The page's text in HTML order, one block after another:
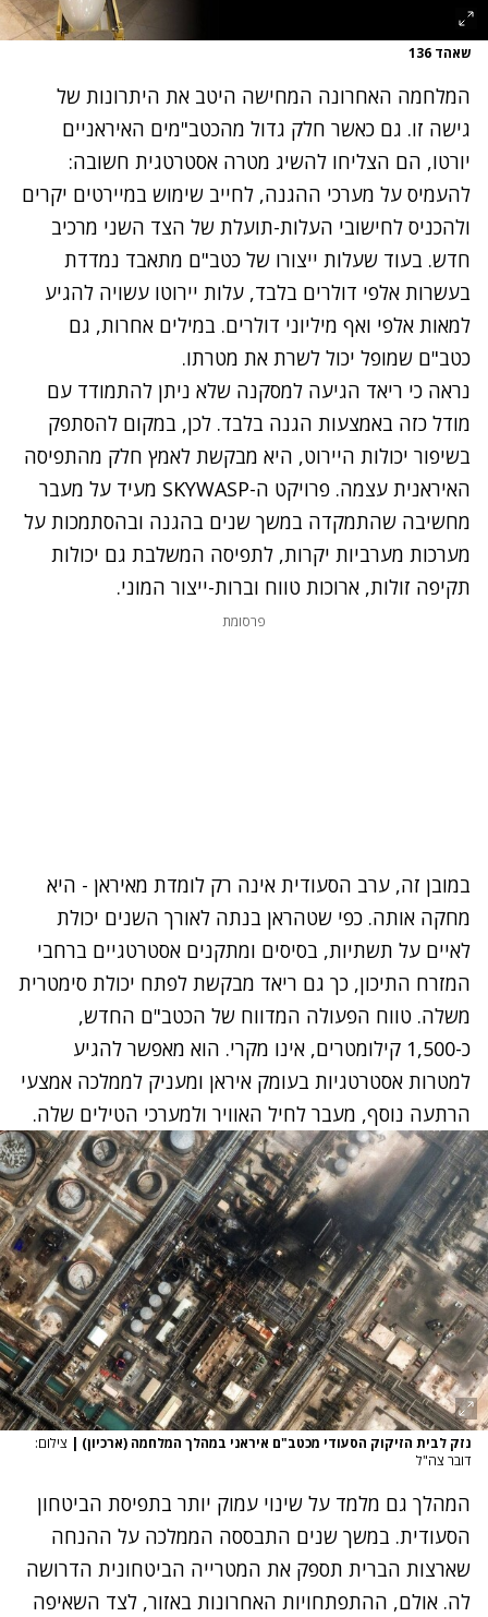
שאהד 136
המלחמה האחרונה המחישה היטב את היתרונות של
גישה זו. גם כאשר חלק גדול מהכטב"מים האיראניים
יורטו, הם הצליחו להשיג מטרה אסטרטגית חשובה:
להעמיס על מערכי ההגנה, לחייב שימוש במיירטים יקרים
ולהכניס לחישובי העלות-תועלת של הצד השני מרכיב
חדש. בעוד שעלות ייצורו של כטב"ם מתאבד נמדדת
בעשרות אלפי דולרים בלבד, עלות יירוטו עשויה להגיע
למאות אלפי ואף מיליוני דולרים. במילים אחרות, גם
כטב"ם שמופל יכול לשרת את מטרתו.
נראה כי ריאד הגיעה למסקנה שלא ניתן להתמודד עם
מודל כזה באמצעות הגנה בלבד. לכן, במקום להסתפק
בשיפור יכולות היירוט, היא מבקשת לאמץ חלק מהתפיסה
האיראנית עצמה. פרויקט ה-SKYWASP מעיד על מעבר
מחשיבה שהתמקדה במשך שנים בהגנה ובהסתמכות על
מערכות מערביות יקרות, לתפיסה המשלבת גם יכולות
תקיפה זולות, ארוכות טווח וברות-ייצור המוני.
פרסומת
במובן זה, ערב הסעודית אינה רק לומדת מאיראן - היא
מחקה אותה. כפי שטהראן בנתה לאורך השנים יכולת
לאיים על תשתיות, בסיסים ומתקנים אסטרטגיים ברחבי
המזרח התיכון, כך גם ריאד מבקשת לפתח יכולת סימטרית
משלה. טווח הפעולה המדווח של הכטב"ם החדש,
כ-1,500 קילומטרים, אינו מקרי. הוא מאפשר להגיע
למטרות אסטרטגיות בעומק איראן ומעניק לממלכה אמצעי
הרתעה נוסף, מעבר לחיל האוויר ולמערכי הטילים שלה.
נזק לבית הזיקוק הסעודי מכטב"ם איראני במהלך המלחמה (ארכיון) | צילום:
דובר צה"ל
המהלך גם מלמד על שינוי עמוק יותר בתפיסת הביטחון
הסעודית. במשך שנים התבססה הממלכה על ההנחה
שארצות הברית תספק את המטרייה הביטחונית הדרושה
לה. אולם, ההתפתחויות האחרונות באזור, לצד השאיפה